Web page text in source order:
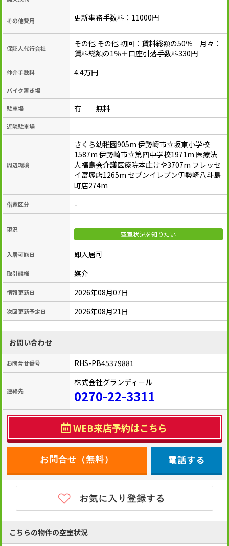
その他費用 更新事務手数料：11000円
保証人代行会社
その他 その他 初回：賃料総額の50％ 月々：
賃料総額の1％＋口座引落手数料330円
仲介手数料 4.4万円
バイク置き場
駐車場 有 無料
近隣駐車場
周辺環境
さくら幼稚園905m 伊勢崎市立坂東小学校
1587m 伊勢崎市立第四中学校1971m 医療法
人福島会介護医療院本庄けや3707m フレッセ
イ富塚店1265m セブンイレブン伊勢崎八斗島
町店274m
借家区分 -
現況
空室状況を知りたい
入居可能日 即入居可
取引態様 媒介
情報更新日 2026年08月07日
次回更新予定日 2026年08月21日
お問い合わせ
お問合せ番号 RHS-PB45379881
連絡先
株式会社グランディール
0270-22-3311
WEB来店予約はこちら
電話する
こちらの物件の空室状況